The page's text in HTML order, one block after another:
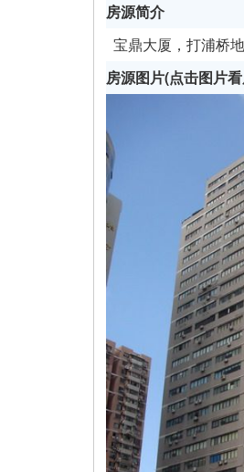
房源简介
宝鼎大厦，打浦桥
房源图片(点击图片